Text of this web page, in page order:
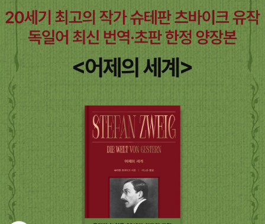
다. 더 자세한 책 정보 : http://www.bir.co.kr/site/pages/book_
info.php?bid=4917108 제4회 CJ그림책상 수상 단물 고개 소중
애비룡소 2010.03.05국제 노마 콩쿠르 수상 작가 오정택의 개성 있
는 그림과 한국아동문학상 수상 작가 소중애의 글로 만나는 맛깔스러
운 우리 옛이야기 비룡소의 전래동화 9『단물 고개』는 기존에 잘 알려
진 전래동화와는 달리 천안 지역에 내려오는 전설로 책으로는 처음
소개되는 이야기이다. 천안에 오랫동안 살고 있는 소중애 씨는 이 이
야기가 더 많은 아이들에게 알려졌으면 하는 바람으로 아이들 눈높이
에 맞게 재구성했다. 38년 간 초등학교 교사로 재직하며 무려 130권
이나 책을 냈고 해강아동문학상, 어린이가 뽑은 작가상, 한국아동문
학상, 방정환 문학상을 받는 등 왕성한 활동을 해 온 소중애 씨의 간결
하면서도 리듬감 있는 글이 맛깔스럽게 읽힌다. 이에 국제 노마 콩쿠
르 수상 작가 오정택 씨의 실험적이면서도 감각적인 그림은 이야기를